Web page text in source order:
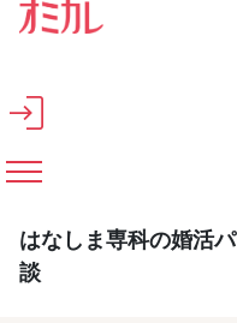
メインコンテンツへスキップ
はなしま専科の婚活
談